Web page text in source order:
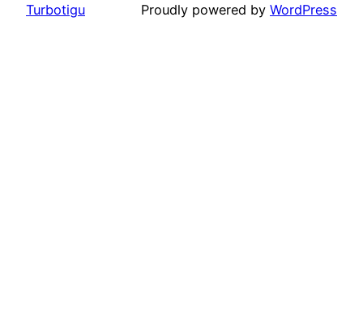
Turbotigu Proudly powered by WordPress